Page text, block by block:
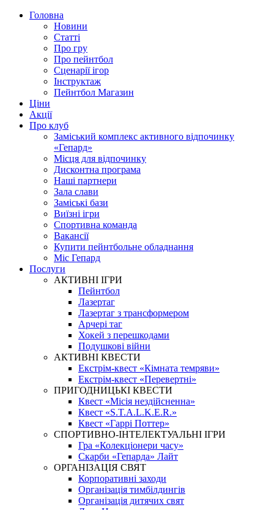
Головна
Новини
Статті
Про гру
Про пейнтбол
Сценарії ігор
Інструктаж
Пейнтбол Магазин
Ціни
Акції
Про клуб
Заміський комплекс активного відпочинку
«Гепард»
Місця для відпочинку
Дисконтна програма
Наші партнери
Зала слави
Заміські бази
Виїзні ігри
Спортивна команда
Вакансії
Купити пейнтбольне обладнання
Міс Гепард
Послуги
АКТИВНІ ІГРИ
Пейнтбол
Лазертаг
Лазертаг з трансформером
Арчері таг
Хокей з перешкодами
Подушкові війни
АКТИВНІ КВЕСТИ
Екстрім-квест «Кімната темряви»
Екстрім-квест «Перевертні»
ПРИГОДНИЦЬКІ КВЕСТИ
Квест «Місія нездійсненна»
Квест «S.T.A.L.K.E.R.»
Квест «Гаррі Поттер»
СПОРТИВНО-ІНТЕЛЕКТУАЛЬНІ ІГРИ
Гра «Колекціонери часу»
Скарби «Гепарда» Лайт
ОРГАНІЗАЦІЯ СВЯТ
Корпоративні заходи
Організація тимбілдингів
Організація дитячих свят